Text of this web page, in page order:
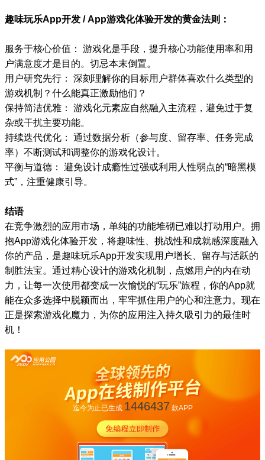
趣味玩乐App开发 / App游戏化体验开发的黄金法则：
服务于核心价值： 游戏化是手段，提升核心功能使用率和用
户满意度才是目的。切忌本末倒置。
用户研究先行： 深刻理解你的目标用户群体喜欢什么类型的
游戏机制？什么能真正激励他们？
保持简洁优雅： 游戏化元素应自然融入主流程，避免过于复
杂或干扰主要功能。
持续迭代优化： 通过数据分析（参与度、留存率、任务完成
率）不断测试和调整你的游戏化设计。
平衡与道德： 避免设计成瘾性过强或利用人性弱点的“暗黑模
式”，注重健康引导。
结语
在竞争激烈的应用市场，单纯的功能堆砌已难以打动用户。拥
抱App游戏化体验开发，将趣味性、挑战性和成就感深度融入
你的产品，是趣味玩乐App开发实现用户增长、留存与活跃的
制胜法宝。通过精心设计的游戏化机制，点燃用户的内在动
力，让每一次使用都变成一次愉悦的“玩乐”旅程，你的App就
能在众多选择中脱颖而出，牢牢抓住用户的心和注意力。现在
正是探索游戏化魔力，为你的应用注入持久吸引力的最佳时
机！
迄今为止已生成 1446437 款APP